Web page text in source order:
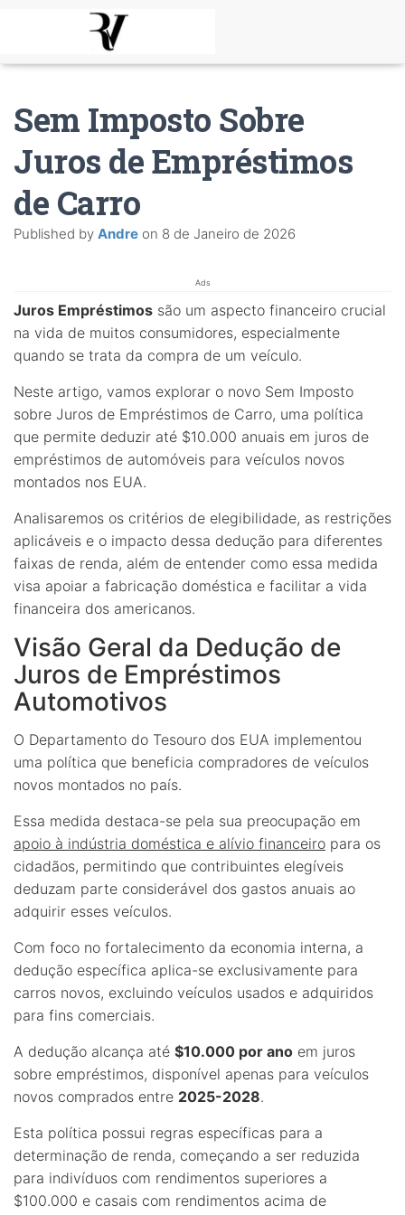
Sem Imposto Sobre
Juros de Empréstimos
de Carro
Published by Andre on 8 de Janeiro de 2026
Ads
Juros Empréstimos são um aspecto financeiro crucial
na vida de muitos consumidores, especialmente
quando se trata da compra de um veículo.
Neste artigo, vamos explorar o novo Sem Imposto
sobre Juros de Empréstimos de Carro, uma política
que permite deduzir até $10.000 anuais em juros de
empréstimos de automóveis para veículos novos
montados nos EUA.
Analisaremos os critérios de elegibilidade, as restrições
aplicáveis e o impacto dessa dedução para diferentes
faixas de renda, além de entender como essa medida
visa apoiar a fabricação doméstica e facilitar a vida
financeira dos americanos.
Visão Geral da Dedução de
Juros de Empréstimos
Automotivos
O Departamento do Tesouro dos EUA implementou
uma política que beneficia compradores de veículos
novos montados no país.
Essa medida destaca-se pela sua preocupação em
apoio à indústria doméstica e alívio financeiro para os
cidadãos, permitindo que contribuintes elegíveis
deduzam parte considerável dos gastos anuais ao
adquirir esses veículos.
Com foco no fortalecimento da economia interna, a
dedução específica aplica-se exclusivamente para
carros novos, excluindo veículos usados e adquiridos
para fins comerciais.
A dedução alcança até $10.000 por ano em juros
sobre empréstimos, disponível apenas para veículos
novos comprados entre 2025-2028.
Esta política possui regras específicas para a
determinação de renda, começando a ser reduzida
para indivíduos com rendimentos superiores a
$100.000 e casais com rendimentos acima de